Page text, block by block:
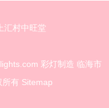
汇村中旺堂
彩灯制造 临海市
所有 Sitemap